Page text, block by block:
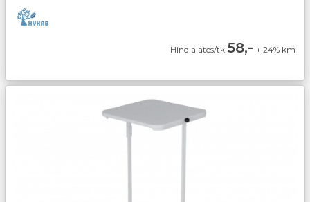
Hind alates/tk 58,- + 24% km